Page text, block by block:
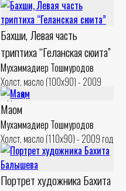
Бахши, Левая часть
триптиха “Геланская сюита”
Мухаммадиер Тошмуродов
Холст, масло (100x90) - 2009
год
Мақом
Мухаммадиер Тошмуродов
Холст, масло (110x90) - 2009 год
Портрет художника Бахита